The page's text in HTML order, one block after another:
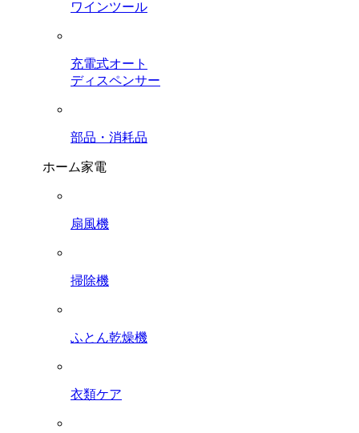
ワインツール
充電式オート
ディスペンサー
部品・消耗品
ホーム家電
扇風機
掃除機
ふとん乾燥機
衣類ケア